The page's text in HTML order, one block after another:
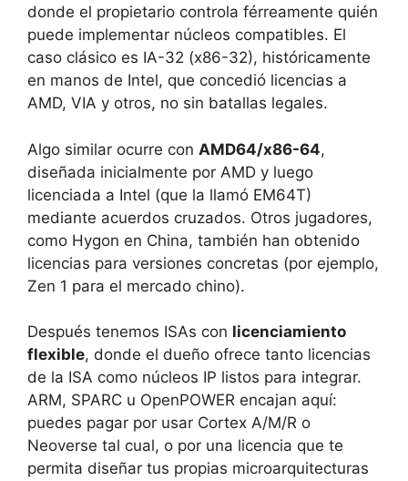
donde el propietario controla férreamente quién
puede implementar núcleos compatibles. El
caso clásico es IA-32 (x86-32), históricamente
en manos de Intel, que concedió licencias a
AMD, VIA y otros, no sin batallas legales.
Algo similar ocurre con AMD64/x86-64,
diseñada inicialmente por AMD y luego
licenciada a Intel (que la llamó EM64T)
mediante acuerdos cruzados. Otros jugadores,
como Hygon en China, también han obtenido
licencias para versiones concretas (por ejemplo,
Zen 1 para el mercado chino).
Después tenemos ISAs con licenciamiento
flexible, donde el dueño ofrece tanto licencias
de la ISA como núcleos IP listos para integrar.
ARM, SPARC u OpenPOWER encajan aquí:
puedes pagar por usar Cortex A/M/R o
Neoverse tal cual, o por una licencia que te
permita diseñar tus propias microarquitecturas